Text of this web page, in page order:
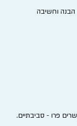
הבנה וחשיבה
פרו - סביבתיים.